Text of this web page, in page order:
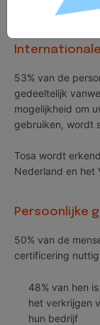
53% van de
gedeeltelijk
mogelijkheid om
gebruiken, wordt
Tosa wordt
Nederland en het
Persoonlijke
50% van de
certificering
48% van hen
het verkrijgen
hun bedrijf